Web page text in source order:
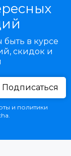
в курсе
скидок и
Подписаться
и политики